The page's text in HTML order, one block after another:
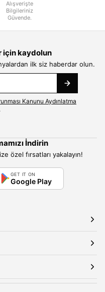
Alışverişte
Bilgileriniz
Güvende.
için kaydolun
ilk siz haberdar olun.
Kanunu Aydınlatma
İndirin
özel fırsatları yakalayın!
GET IT ON
Google Play